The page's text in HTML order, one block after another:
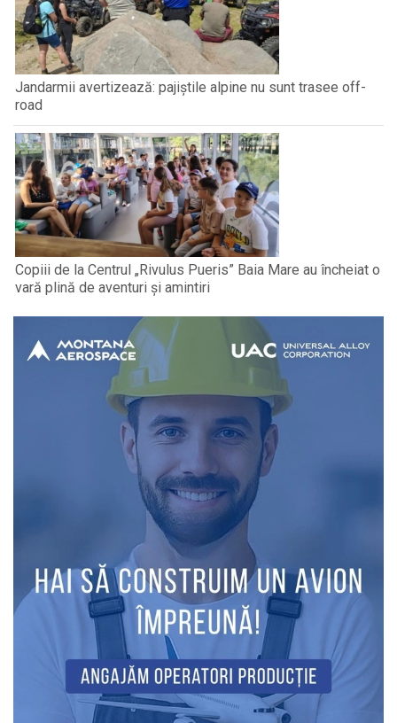
Jandarmii avertizează: pajiștile alpine nu sunt trasee off-
road
Copiii de la Centrul „Rivulus Pueris” Baia Mare au încheiat o
vară plină de aventuri și amintiri